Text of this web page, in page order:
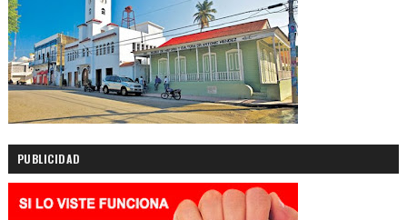
PUBLICIDAD